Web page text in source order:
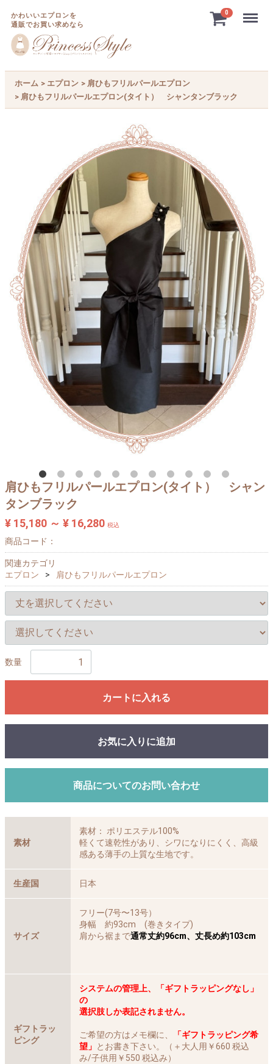
0
かわいいエプロンを
通販でお買い求めなら
Menu
ホーム エプロン
肩ひもフリルパールエプロン
肩ひもフリルパールエプロン(タイト） シャンタンブラック
肩ひもフリルパールエプロン(タイト） シャン
タンブラック
¥ 15,180 ～ ¥ 16,280 税込
商品コード：
関連カテゴリ
エプロン
肩ひもフリルパールエプロン
数量
カートに入れる
お気に入りに追加
商品についてのお問い合わせ
素材
素材： ポリエステル100%
軽くて速乾性があり、シワになりにくく、高級
感ある薄手の上質な生地です。
生産国 日本
サイズ
フリー(7号〜13号）
身幅 約93cm (巻きタイプ)
肩から裾まで通常丈約96cm、丈長め約103cm
ギフトラッ
ピング
システムの管理上、「ギフトラッピングなし」
の
選択肢しか表記されません。
ご希望の方はメモ欄に、
「ギフトラッピング希
望」 とお書き下さい。（＋大人用￥660 税込
み/子供用￥550 税込み）